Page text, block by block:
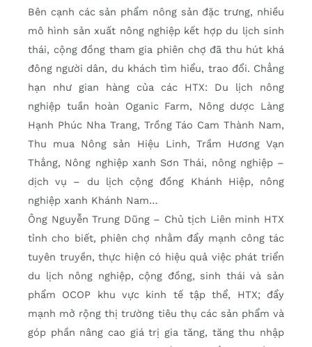
Bên cạnh các sản phẩm nông sản đặc trưng, nhiều
mô hình sản xuất nông nghiệp kết hợp du lịch sinh
thái, cộng đồng tham gia phiên chợ đã thu hút khá
đông người dân, du khách tìm hiểu, trao đổi. Chẳng
hạn như gian hàng của các HTX: Du lịch nông
nghiệp tuần hoàn Oganic Farm, Nông dược Làng
Hạnh Phúc Nha Trang, Trồng Táo Cam Thành Nam,
Thu mua Nông sản Hiệu Linh, Trầm Hương Vạn
Thắng, Nông nghiệp xanh Sơn Thái, nông nghiệp –
dịch vụ – du lịch cộng đồng Khánh Hiệp, nông
nghiệp xanh Khánh Nam…
Ông Nguyễn Trung Dũng – Chủ tịch Liên minh HTX
tỉnh cho biết, phiên chợ nhằm đẩy mạnh công tác
tuyên truyền, thực hiện có hiệu quả việc phát triển
du lịch nông nghiệp, cộng đồng, sinh thái và sản
phẩm OCOP khu vực kinh tế tập thể, HTX; đẩy
mạnh mở rộng thị trường tiêu thụ các sản phẩm và
góp phần nâng cao giá trị gia tăng, tăng thu nhập